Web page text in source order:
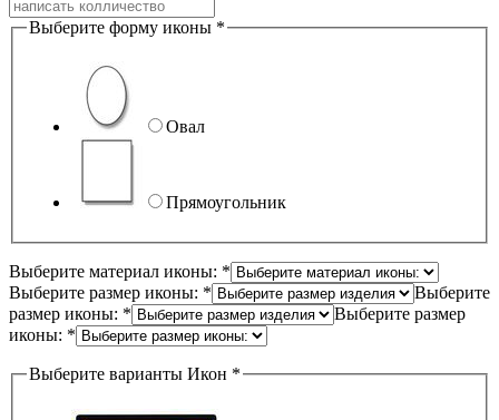
Выберите форму иконы *
Овал
Прямоугольник
Выберите материал иконы: *
Выберите размер иконы: *
Выберите
размер иконы: *
Выберите размер
иконы: *
Выберите варианты Икон *